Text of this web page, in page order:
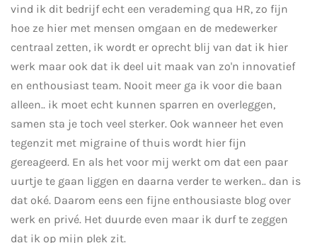
vind ik dit bedrijf echt een verademing qua HR, zo fijn
hoe ze hier met mensen omgaan en de medewerker
centraal zetten, ik wordt er oprecht blij van dat ik hier
werk maar ook dat ik deel uit maak van zo'n innovatief
en enthousiast team. Nooit meer ga ik voor die baan
alleen.. ik moet echt kunnen sparren en overleggen,
samen sta je toch veel sterker. Ook wanneer het even
tegenzit met migraine of thuis wordt hier fijn
gereageerd. En als het voor mij werkt om dat een paar
uurtje te gaan liggen en daarna verder te werken.. dan is
dat oké. Daarom eens een fijne enthousiaste blog over
werk en privé. Het duurde even maar ik durf te zeggen
dat ik op mijn plek zit.